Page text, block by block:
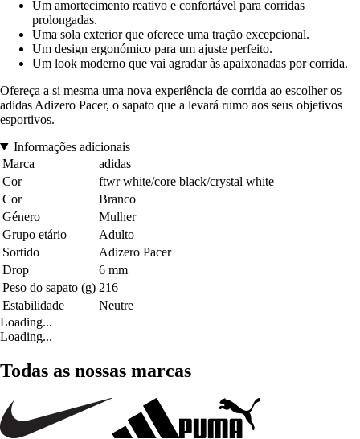
Um amortecimento reativo e confortável para corridas
prolongadas.
Uma sola exterior que oferece uma tração excepcional.
Um design ergonómico para um ajuste perfeito.
Um look moderno que vai agradar às apaixonadas por corrida.
Ofereça a si mesma uma nova experiência de corrida ao escolher os
adidas Adizero Pacer, o sapato que a levará rumo aos seus objetivos
esportivos.
Informações adicionais
Marca
adidas
Cor
ftwr white/core black/crystal white
Cor
Branco
Género
Mulher
Grupo etário
Adulto
Sortido
Adizero Pacer
Drop
6 mm
Peso do sapato (g) 216
Estabilidade
Neutre
Loading...
Loading...
Todas as nossas marcas